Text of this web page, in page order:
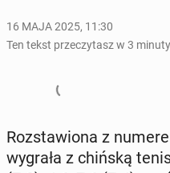
16 MAJA 2025, 11:30
Ten tekst przeczytasz w 3 minuty
Roz­sta­wio­na z
wygrała z chińską